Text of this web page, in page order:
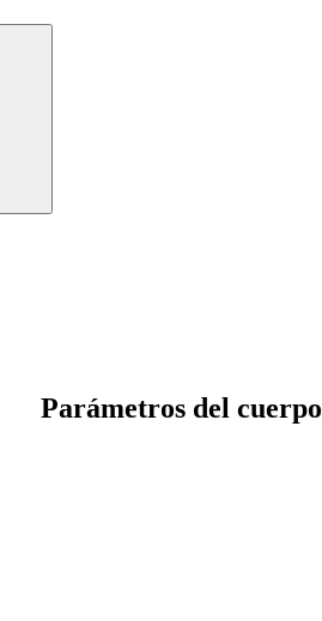
Parámetros del cuerpo